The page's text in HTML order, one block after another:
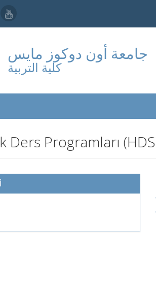
جامعة أون دوكوز مايس
كلية التربية
Ders Programları